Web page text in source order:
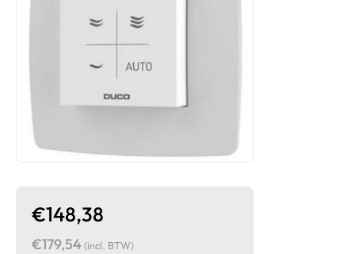
€148,38
€179,54(incl. BTW)